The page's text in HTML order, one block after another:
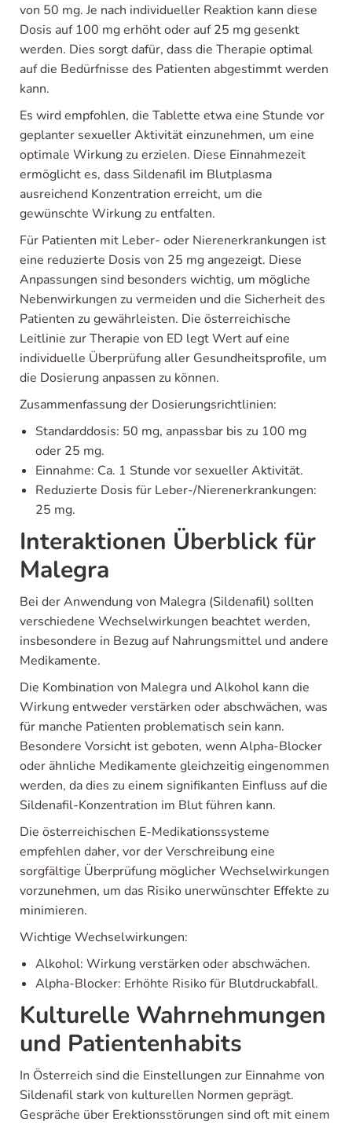
von 50 mg. Je nach individueller Reaktion kann diese
Dosis auf 100 mg erhöht oder auf 25 mg gesenkt
werden. Dies sorgt dafür, dass die Therapie optimal
auf die Bedürfnisse des Patienten abgestimmt werden
kann.
Es wird empfohlen, die Tablette etwa eine Stunde vor
geplanter sexueller Aktivität einzunehmen, um eine
optimale Wirkung zu erzielen. Diese Einnahmezeit
ermöglicht es, dass Sildenafil im Blutplasma
ausreichend Konzentration erreicht, um die
gewünschte Wirkung zu entfalten.
Für Patienten mit Leber- oder Nierenerkrankungen ist
eine reduzierte Dosis von 25 mg angezeigt. Diese
Anpassungen sind besonders wichtig, um mögliche
Nebenwirkungen zu vermeiden und die Sicherheit des
Patienten zu gewährleisten. Die österreichische
Leitlinie zur Therapie von ED legt Wert auf eine
individuelle Überprüfung aller Gesundheitsprofile, um
die Dosierung anpassen zu können.
Zusammenfassung der Dosierungsrichtlinien:
Standarddosis: 50 mg, anpassbar bis zu 100 mg
oder 25 mg.
Einnahme: Ca. 1 Stunde vor sexueller Aktivität.
Reduzierte Dosis für Leber-/Nierenerkrankungen:
25 mg.
Interaktionen Überblick für
Malegra
Bei der Anwendung von Malegra (Sildenafil) sollten
verschiedene Wechselwirkungen beachtet werden,
insbesondere in Bezug auf Nahrungsmittel und andere
Medikamente.
Die Kombination von Malegra und Alkohol kann die
Wirkung entweder verstärken oder abschwächen, was
für manche Patienten problematisch sein kann.
Besondere Vorsicht ist geboten, wenn Alpha-Blocker
oder ähnliche Medikamente gleichzeitig eingenommen
werden, da dies zu einem signifikanten Einfluss auf die
Sildenafil-Konzentration im Blut führen kann.
Die österreichischen E-Medikationssysteme
empfehlen daher, vor der Verschreibung eine
sorgfältige Überprüfung möglicher Wechselwirkungen
vorzunehmen, um das Risiko unerwünschter Effekte zu
minimieren.
Wichtige Wechselwirkungen:
Alkohol: Wirkung verstärken oder abschwächen.
Alpha-Blocker: Erhöhte Risiko für Blutdruckabfall.
Kulturelle Wahrnehmungen
und Patientenhabits
In Österreich sind die Einstellungen zur Einnahme von
Sildenafil stark von kulturellen Normen geprägt.
Gespräche über Erektionsstörungen sind oft mit einem